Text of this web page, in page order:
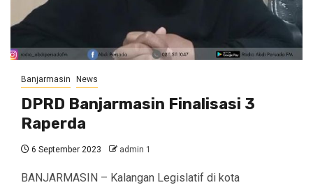
Banjarmasin News
DPRD Banjarmasin Finalisasi 3
Raperda
6 September 2023 admin 1
BANJARMASIN – Kalangan Legislatif di kota